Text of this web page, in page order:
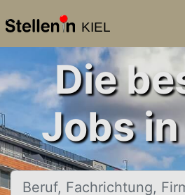
KIEL
Die
Jobs
Beruf, Fachrichtung, Firma